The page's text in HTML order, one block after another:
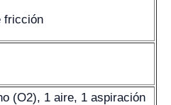
fricción
(O2), 1 aire, 1 aspiración